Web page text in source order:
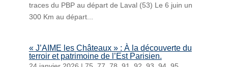
traces du PBP au départ de Laval (53) Le 6 juin un
300 Km au départ...
« J’AIME les Châteaux » : À la découverte du
terroir et patrimoine de l’Est Parisien.